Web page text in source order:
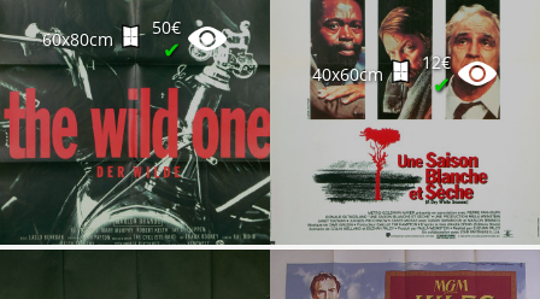
60x80cm
50€
✔
40x60cm
12€
✔